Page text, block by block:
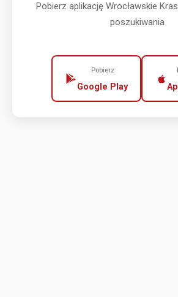
Pobierz aplikację Wrocławskie
poszukiwania
Pobierz
Google Play